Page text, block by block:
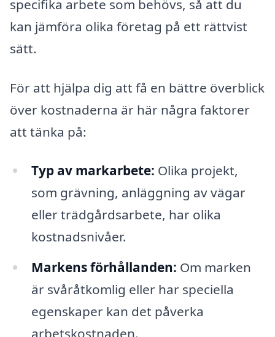
specifika arbete som behövs, så att du
kan jämföra olika företag på ett rättvist
sätt.
För att hjälpa dig att få en bättre överblick
över kostnaderna är här några faktorer
att tänka på:
Typ av markarbete: Olika projekt,
som grävning, anläggning av vägar
eller trädgårdsarbete, har olika
kostnadsnivåer.
Markens förhållanden: Om marken
är svåråtkomlig eller har speciella
egenskaper kan det påverka
arbetskostnaden.